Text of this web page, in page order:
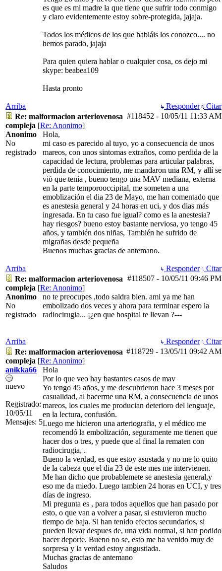
es que es mi madre la que tiene que sufrir todo conmigo
y claro evidentemente estoy sobre-protegida, jajaja.
Todos los médicos de los que habláis los conozco.... no
hemos parado, jajaja
Para quien quiera hablar o cualquier cosa, os dejo mi
skype: beabea109
Hasta pronto
Arriba Responder
Citar
#118452 - 10/05/11 11:33 AM
Re: malformacion arteriovenosa
compleja [Re: Anonimo]
Anonimo
No
registrado
Hola,
mi caso es parecido al tuyo, yo a consecuencia de unos
mareos, con unos sintomas extraños, como perdida de la
capacidad de lectura, problemas para articular palabras,
perdida de conocimiento, me mandaron una RM, y allí se
vió que tenía , bueno tengo una MAV mediana, externa
en la parte temporooccipital, me someten a una
emoblización el dia 23 de Mayo, me han comentado que
es anestesia general y 24 horas en uci, y dos dias más
ingresada. En tu caso fue igual? como es la anestesia?
hay riesgos? bueno estoy bastante nerviosa, yo tengo 45
años, y también dos niñas, También he sufrido de
migrañas desde pequeña
Buenos muchas gracias de antemano.
Arriba Responder
Citar
#118507 - 10/05/11 09:46 PM
Re: malformacion arteriovenosa
compleja [Re: Anonimo]
Anonimo
No
registrado
no te preocupes ,todo saldra bien. ami ya me han
embolizado dos veces y ahora para terminar espero la
radiocirugia... ¡¿en que hospital te llevan ?---
Arriba Responder
Citar
#118729 - 13/05/11 09:42 AM
Re: malformacion arteriovenosa
compleja [Re: Anonimo]
anikka66
nuevo
Registrado:
10/05/11
Mensajes: 5
Hola
Por lo que veo hay bastantes casos de mav
Yo tengo 45 años, y me descubrieron hace 3 meses por
casualidad, al hacerme una RM, a consecuencia de unos
mareos, los cuales me producian deterioro del lenguaje,
en la lectura, confusión.
Luego me hicieron una arteriografia, y el médico me
recomendó la embolización, seguramente me tienen que
hacer dos o tres, y puede que al final la rematen con
radiocirugia, .
Bueno la verdad, es que estoy asustada y no me lo quito
de la cabeza que el dia 23 de este mes me intervienen.
Me han dicho que probablemete se anestesia general,y
eso me da miedo. Luego tambien 24 horas en UCI, y tres
días de ingreso.
Mi pregunta es , para todos aquellos que han pasado por
esto, o que van a volver a pasar, si estuvieron mucho
tiempo de baja. Si han tenido efectos secundarios, si
pueden llevar despues de, una vida normal, si han podido
hacer deporte. Bueno no se, esto me ha venido muy de
sorpresa y la verdad estoy angustiada.
Muchas gracias de antemano
Saludos